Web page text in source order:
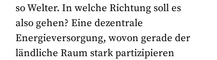
so Welter. In welche Richtung soll es
also gehen? Eine dezentrale
Energieversorgung, wovon gerade der
ländliche Raum stark partizipieren